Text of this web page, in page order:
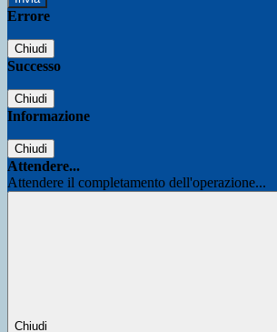
Errore
Chiudi
Successo
Chiudi
Informazione
Chiudi
Attendere...
Attendere il completamento dell'operazione...
Chiudi